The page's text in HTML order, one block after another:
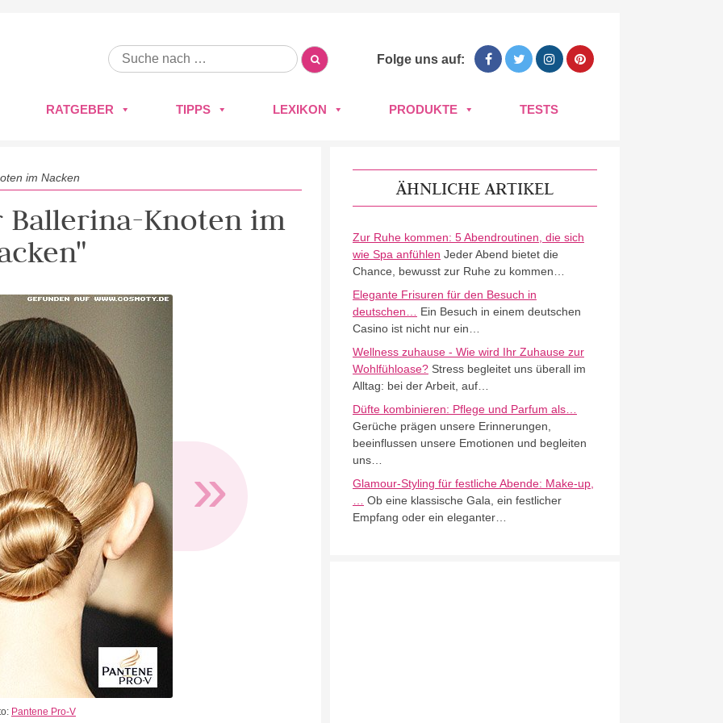
Folge uns auf:
RATGEBER TIPPS LEXIKON PRODUKTE TESTS
im Nacken
Ballerina-Knoten im
»
Pantene Pro-V
ÄHNLICHE ARTIKEL
Zur Ruhe kommen: 5 Abendroutinen, die sich
wie Spa anfühlen Jeder Abend bietet die
Chance, bewusst zur Ruhe zu kommen…
Elegante Frisuren für den Besuch in
deutschen…
Ein Besuch in einem deutschen
Casino ist nicht nur ein…
Wellness zuhause - Wie wird Ihr Zuhause zur
Wohlfühloase?Stress begleitet uns überall im
Alltag: bei der Arbeit, auf…
Düfte kombinieren: Pflege und Parfum als…
Gerüche prägen unsere Erinnerungen,
beeinflussen unsere Emotionen und begleiten
uns…
Glamour-Styling für festliche Abende: Make-up,
Ob eine klassische Gala, ein festlicher
Empfang oder ein eleganter…